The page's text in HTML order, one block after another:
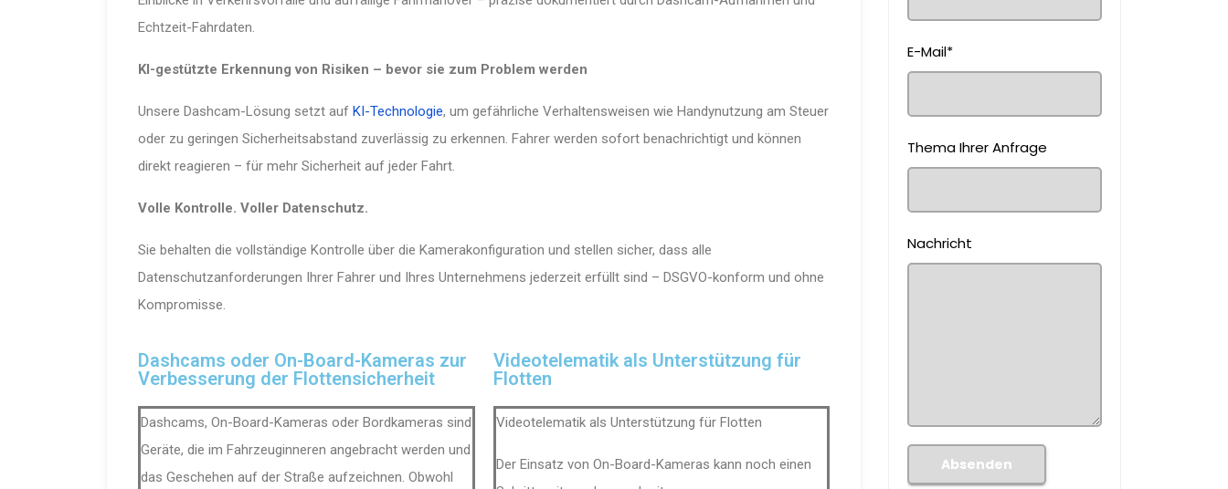
Echtzeit-Fahrdaten.
KI-gestützte Erkennung von Risiken – bevor sie zum Problem werden
Unsere Dashcam-Lösung setzt auf KI-Technologie, um gefährliche Verhaltensweisen wie Handynutzung am Steuer
oder zu geringen Sicherheitsabstand zuverlässig zu erkennen. Fahrer werden sofort benachrichtigt und können
direkt reagieren – für mehr Sicherheit auf jeder Fahrt.
Volle Kontrolle. Voller Datenschutz.
Sie behalten die vollständige Kontrolle über die Kamerakonfiguration und stellen sicher, dass alle
Datenschutzanforderungen Ihrer Fahrer und Ihres Unternehmens jederzeit erfüllt sind – DSGVO-konform und ohne
Kompromisse.
Dashcams oder On-Board-Kameras zur
Verbesserung der Flottensicherheit
Videotelematik als Unterstützung für
Flotten
Dashcams, On-Board-Kameras oder Bordkameras sind
Geräte, die im Fahrzeuginneren angebracht werden und
das Geschehen auf der Straße aufzeichnen. Obwohl
Videotelematik als Unterstützung für Flotten
Der Einsatz von On-Board-Kameras kann noch einen
E-Mail*
Thema Ihrer Anfrage
Nachricht